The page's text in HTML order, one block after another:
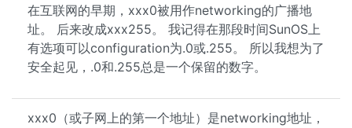
在互联网的早期，xxx0被用作networking的广播地
址。 后来改成xxx255。 我记得在那段时间SunOS上
有选项可以configuration为.0或.255。 所以我想为了
安全起见，.0和.255总是一个保留的数字。
xxx0（或子网上的第一个地址）是networking地址，